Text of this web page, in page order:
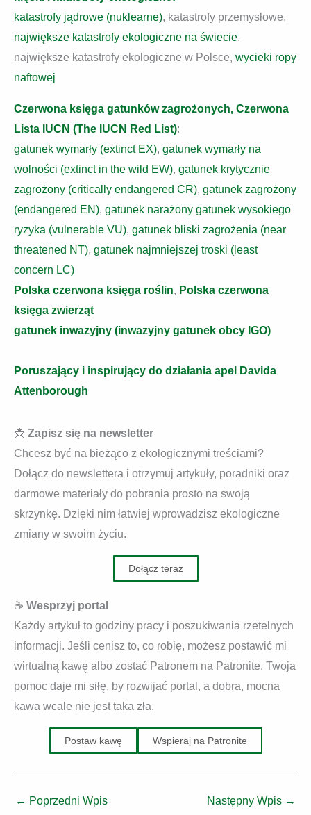
katastrofy jądrowe (nuklearne), katastrofy przemysłowe,
największe katastrofy ekologiczne na świecie,
największe katastrofy ekologiczne w Polsce, wycieki ropy
naftowej
Czerwona księga gatunków zagrożonych, Czerwona
Lista IUCN (The IUCN Red List):
gatunek wymarły (extinct EX), gatunek wymarły na
wolności (extinct in the wild EW), gatunek krytycznie
zagrożony (critically endangered CR), gatunek zagrożony
(endangered EN), gatunek narażony gatunek wysokiego
ryzyka (vulnerable VU), gatunek bliski zagrożenia (near
threatened NT), gatunek najmniejszej troski (least
concern LC)
Polska czerwona księga roślin, Polska czerwona
księga zwierząt
gatunek inwazyjny (inwazyjny gatunek obcy IGO)
Poruszający i inspirujący do działania apel Davida
Attenborough
📩 Zapisz się na newsletter
Chcesz być na bieżąco z ekologicznymi treściami?
Dołącz do newslettera i otrzymuj artykuły, poradniki oraz
darmowe materiały do pobrania prosto na swoją
skrzynkę. Dzięki nim łatwiej wprowadzisz ekologiczne
zmiany w swoim życiu.
Dołącz teraz
☕ Wesprzyj portal
Każdy artykuł to godziny pracy i poszukiwania rzetelnych
informacji. Jeśli cenisz to, co robię, możesz postawić mi
wirtualną kawę albo zostać Patronem na Patronite. Twoja
pomoc daje mi siłę, by rozwijać portal, a dobra, mocna
kawa wcale nie jest taka zła.
Postaw kawę Wspieraj na Patronite
← Poprzedni Wpis Następny Wpis →